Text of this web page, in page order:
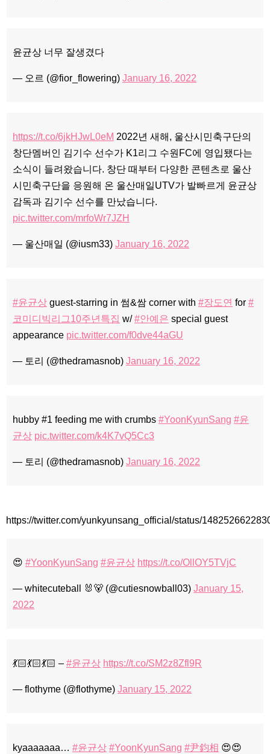
윤균상 너무 잘생겼다
— 오르 (@fior_flowering) January 16, 2022
https://t.co/6jkHJwL0eM 2022년 새해, 울산시민축구단의
창단멤버인 김기수 선수가 K1리그 수원FC에 영입됐다는
소식이 들려왔습니다. 창단 때부터 다양한 콘텐츠로 울산
시민축구단을 응원해 온 울산매일UTV가 발빠르게 윤균상
감독과 김기수 선수를 만났습니다.
pic.twitter.com/mrfoWr7JZH
— 울산매일 (@iusm33) January 16, 2022
#윤균상 guest-starring in 썸&쌈 corner with #장도연 for #
코미디빅리그10주년특집 w/#안예은 special guest
appearance pic.twitter.com/f0dve44aGU
— 토리 (@thedramasnob) January 16, 2022
hubby #1 feeding me with crumbs #YoonKyunSang #윤
균상 pic.twitter.com/k4K7vQ5Cc3
— 토리 (@thedramasnob) January 16, 2022
https://twitter.com/yunkyunsang_official/status/
😍 #YoonKyunSang #윤균상 https://t.co/OllOY5TVjC
— whitecuteball 🐰🐻 (@cutiesnowball03) January 15,
2022
💃🏻💃🏻💃🏻 – #윤균상 https://t.co/SM2z8Zfl9R
— flothyme (@flothyme) January 15, 2022
kyaaaaaaa… #윤균상 #YoonKyunSang #尹鈞相 😍😍